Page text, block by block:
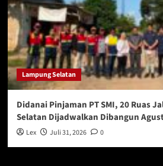
Lampung Selatan
Didanai Pinjaman PT SMI, 20 Ruas
Selatan Dijadwalkan Dibangun
Lex Juli 31, 2026 0